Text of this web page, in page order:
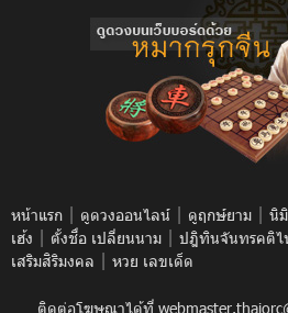
หน้าแรก | ดูดวงออนไลน์ | ดูฤกษ์ยาม | นิ
เฮ้ง | ตั้งชื่อ เปลี่ยนนาม | ปฎิทินจันทรคติไ
เสริมสิริมงคล | หวย เลขเด็ด
ติดต่อโฆษณาได้ที่